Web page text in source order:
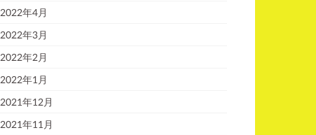
2022年4月
2022年3月
2022年2月
2022年1月
2021年12月
2021年11月